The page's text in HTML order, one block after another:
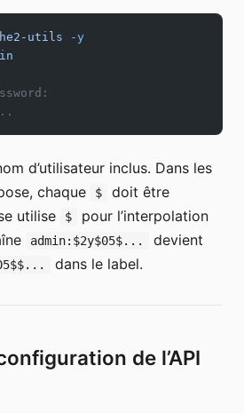
utils -y
d’utilisateur inclus. Dans les
chaque
$
doit être
utilise
$
pour l’interpolation
admin:$2y$05$...
devient
dans le label.
de l’API